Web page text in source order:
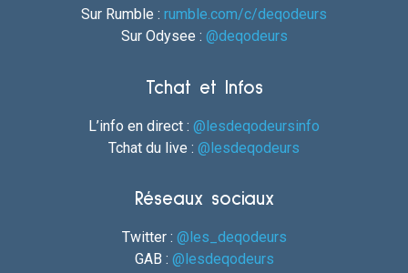
Sur Rumble : rumble.com/c/deqodeurs
Sur Odysee : @deqodeurs
Tchat et Infos
L’info en direct : @lesdeqodeursinfo
Tchat du live : @lesdeqodeurs
Réseaux sociaux
Twitter : @les_deqodeurs
GAB : @lesdeqodeurs